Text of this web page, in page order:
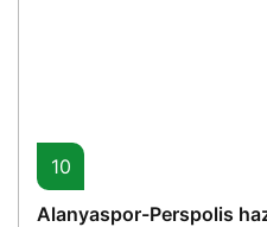
10
Alanyaspor-Perspolis